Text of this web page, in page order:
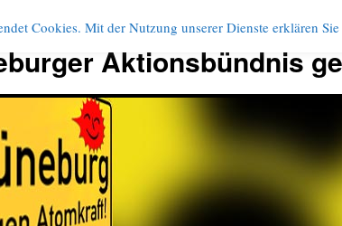
Aktionsbündnis
Cookies. Mit der Nutzung unserer Dienste erklären